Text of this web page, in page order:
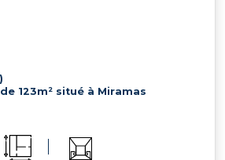
123m² situé à Miramas